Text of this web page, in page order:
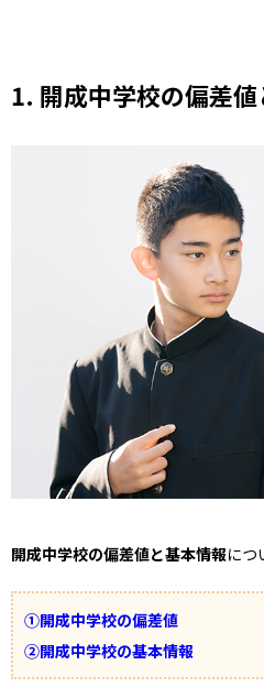
1. 開成中学校の偏差
開成中学校の偏差値と基本情報につ
①開成中学校の偏差値
②開成中学校の基本情報